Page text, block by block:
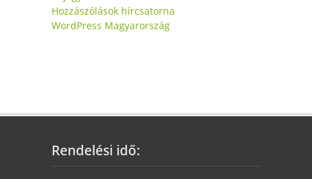
Hozzászólások hírcsatorna
WordPress Magyarország
Rendelési idő: